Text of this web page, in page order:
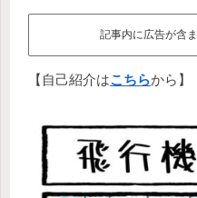
記事内に広告が含
【自己紹介はこちらから】